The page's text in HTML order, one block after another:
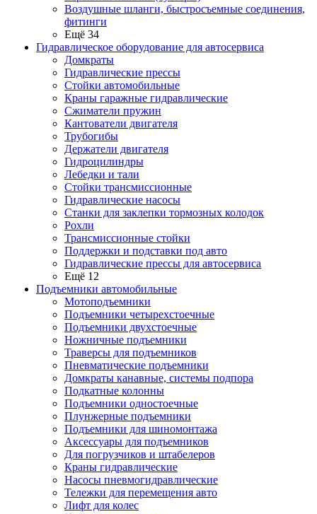
Воздушные шланги, быстросъемные соединения,
фитинги
Ещё 34
Гидравлическое оборудование для автосервиса
Домкраты
Гидравлические прессы
Стойки автомобильные
Краны гаражные гидравлические
Сжиматели пружин
Кантователи двигателя
Трубогибы
Держатели двигателя
Гидроцилиндры
Лебедки и тали
Стойки трансмиссионные
Гидравлические насосы
Cтанки для заклепки тормозных колодок
Рохли
Трансмиссионные стойки
Поддержки и подставки под авто
Гидравлические прессы для автосервиса
Ещё 12
Подъемники автомобильные
Мотоподъемники
Подъемники четырехстоечные
Подъемники двухстоечные
Ножничные подъемники
Траверсы для подъемников
Пневматические подъемники
Домкраты канавные, системы подпора
Подкатные колонны
Подъемники одностоечные
Плунжерные подъемники
Подъемники для шиномонтажа
Аксессуары для подъемников
Для погрузчиков и штабелеров
Краны гидравлические
Насосы пневмогидравлические
Тележки для перемещения авто
Лифт для колес